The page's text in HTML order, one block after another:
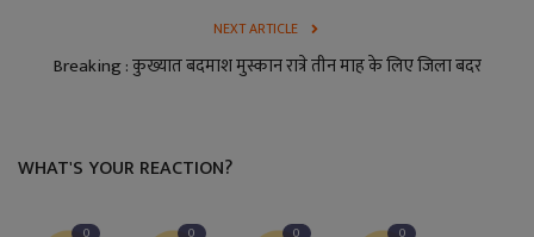
NEXT ARTICLE
Breaking : कुख्यात बदमाश मुस्कान रात्रे तीन माह के लिए जिला बदर
WHAT'S YOUR REACTION?